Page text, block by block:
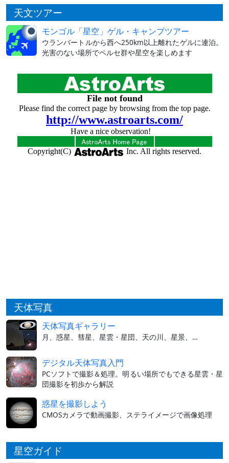
天文ツアー
モンゴル「星空」ゲル・キャンプツアー
ウランバートルから西へ250km以上離れたゲルに連泊。
光害のない場所でペルセ群や星空を楽しめます
天体写真
天体写真ギャラリー
月、惑星、彗星、星雲・星団、天の川、星景、…
デジタル天体写真入門
PCソフトで撮影＆処理。明るい場所でもできる星雲・星
団撮影を初歩から解説
惑星を撮影しよう
CMOSカメラで動画撮影、ステライメージで画像処理
星空ガイド